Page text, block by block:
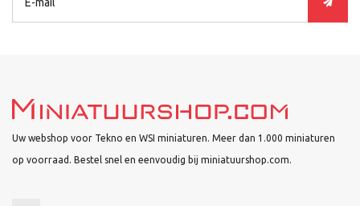
Uw webshop voor Tekno en WSI miniaturen. Meer dan 1.000 miniaturen
op voorraad. Bestel snel en eenvoudig bij miniatuurshop.com.